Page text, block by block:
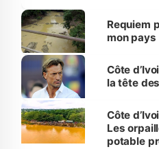
Requiem
mon pays
Côte
la tête
Côte
Les
potable